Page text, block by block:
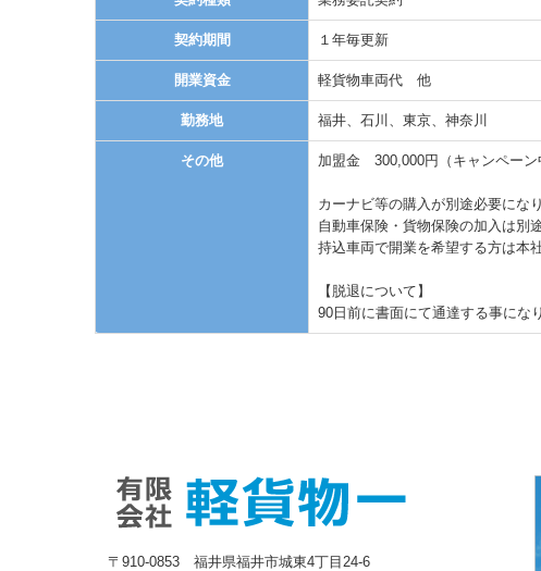
契約期間 １年毎更新
開業資金 軽貨物車両代 他
勤務地 福井、石川、東京、神奈川
その他 加盟金 300,000円（キャンペーン
カーナビ等の購入が別途必要になり
自動車保険・貨物保険の加入は別
持込車両で開業を希望する方は本
【脱退について】
90日前に書面にて通達する事にな
〒910-0853 福井県福井市城東4丁目24-6